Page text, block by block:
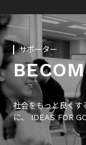
サポーター
社会をもっと良くす
に、 IDEAS FOR